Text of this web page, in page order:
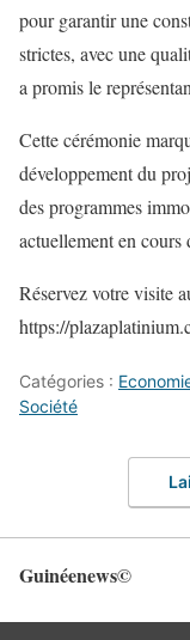
pour garantir une
strictes, avec une
a promis le
Cette cérémonie
développement du
des programmes
actuellement en
Réservez votre visite
https://
Catégories :
Société
Guinéenews©